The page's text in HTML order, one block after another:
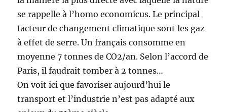
se rappelle à l’homo economicus. Le principal
facteur de changement climatique sont les gaz
à effet de serre. Un français consomme en
moyenne 7 tonnes de CO2/an. Selon l’accord de
Paris, il faudrait tomber à 2 tonnes…
On voit ici que favoriser aujourd’hui le
transport et l’industrie n’est pas adapté aux